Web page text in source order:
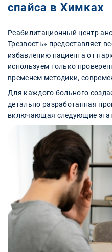
спайса в Химках
Реабилитационный центр
Трезвость» предоставляет
избавлению пациента от
используем только
временем методики,
Для каждого больного
детально разработанная
включающая следующие